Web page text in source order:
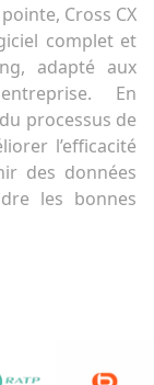
Cross CX
complet et
adapté aux
En
processus de
l’efficacité
des données
les bonnes